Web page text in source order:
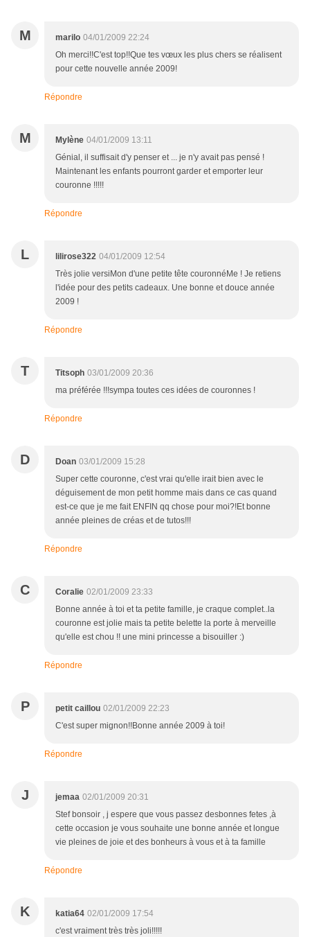
M marilo 04/01/2009 22:24
Oh merci!!C'est top!!Que tes vœux les plus chers se réalisent
pour cette nouvelle année 2009!
Répondre
M Mylène 04/01/2009 13:11
Génial, il suffisait d'y penser et ... je n'y avait pas pensé !
Maintenant les enfants pourront garder et emporter leur
couronne !!!!!
Répondre
L lilirose322 04/01/2009 12:54
Très jolie versiMon d'une petite tête couronnéMe ! Je retiens
l'idée pour des petits cadeaux. Une bonne et douce année
2009 !
Répondre
T Titsoph 03/01/2009 20:36
ma préférée !!!sympa toutes ces idées de couronnes !
Répondre
D Doan 03/01/2009 15:28
Super cette couronne, c'est vrai qu'elle irait bien avec le
déguisement de mon petit homme mais dans ce cas quand
est-ce que je me fait ENFIN qq chose pour moi?!Et bonne
année pleines de créas et de tutos!!!
Répondre
C Coralie 02/01/2009 23:33
Bonne année à toi et ta petite famille, je craque complet..la
couronne est jolie mais ta petite belette la porte à merveille
qu'elle est chou !! une mini princesse a bisouiller :)
Répondre
P petit caillou 02/01/2009 22:23
C'est super mignon!!Bonne année 2009 à toi!
Répondre
J jemaa 02/01/2009 20:31
Stef bonsoir , j espere que vous passez desbonnes fetes ,à
cette occasion je vous souhaite une bonne année et longue
vie pleines de joie et des bonheurs à vous et à ta famille
Répondre
K katia64 02/01/2009 17:54
c'est vraiment très très joli!!!!!